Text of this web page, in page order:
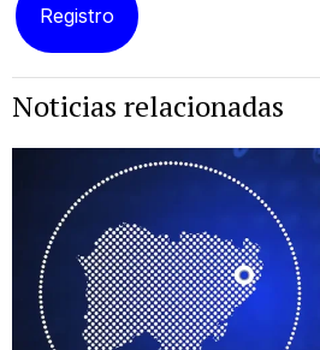
Noticias relacionadas